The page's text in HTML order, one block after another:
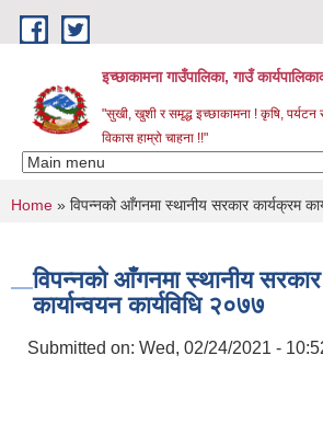
Skip to main content
इच्छाकामना गाउँपालिका, गाउँ
"सुखी, खुशी र समृद्ध इच्छाकामना ! कृषि, पर्यटन र
विकास हाम्रो चाहना !!"
You are here
Home » विपन्नको आँगनमा स्थानीय सरकार कार्यक्रम
विपन्नको आँगनमा स्थानीय
कार्यान्वयन कार्यविधि २०७७
Submitted on: Wed, 02/24/2021 -